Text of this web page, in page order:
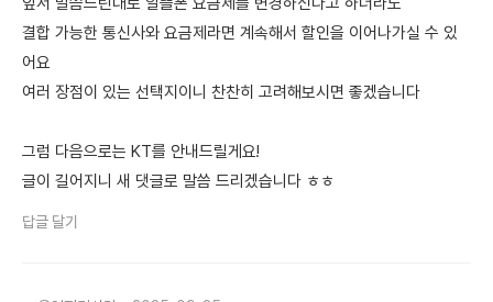
결합 가능한 통신사와 요금제라면 계속해서 할인을 이어나가실 수 있
어요
여러 장점이 있는 선택지이니 찬찬히 고려해보시면 좋겠습니다
그럼 다음으로는 KT를 안내드릴게요!
글이 길어지니 새 댓글로 말씀 드리겠습니다 ㅎㅎ
답글 달기